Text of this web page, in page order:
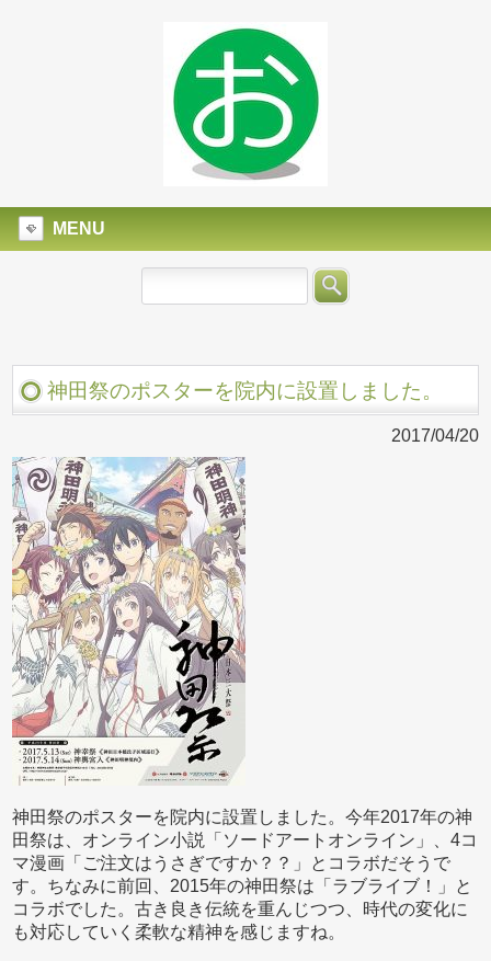
MENU
神田祭のポスターを院内に設置しました。
2017/04/20
神田祭のポスターを院内に設置しました。今年2017年の神
田祭は、オンライン小説「ソードアートオンライン」、4コ
マ漫画「ご注文はうさぎですか？？」とコラボだそうで
す。ちなみに前回、2015年の神田祭は「ラブライブ！」と
コラボでした。古き良き伝統を重んじつつ、時代の変化に
も対応していく柔軟な精神を感じますね。